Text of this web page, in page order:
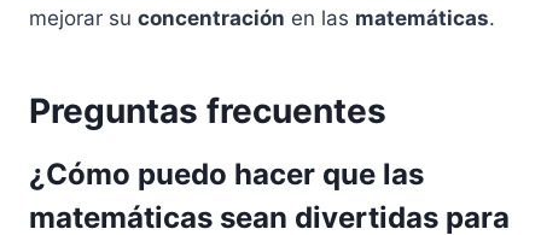
mejorar su concentración en las matemáticas.
Preguntas frecuentes
¿Cómo puedo hacer que las
matemáticas sean divertidas para